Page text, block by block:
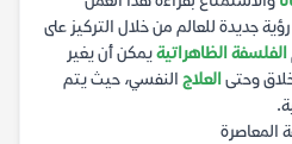
جديدة للعالم من خلال التركيز على
الفلسفة الظاهراتيةيمكن أن يغير
وحتىالعلاج النفسي، حيث يتم
المعاصرة